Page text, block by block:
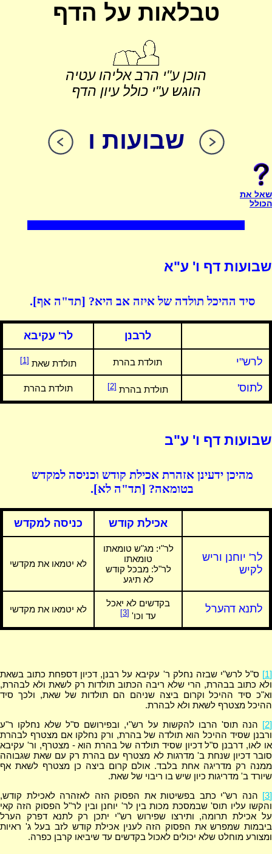
טבלאות על הדף
הוכן ע"י הרב אליהו עטיה
הוגש ע"י כולל עיון הדף
שבועות ו
שאל את
הכולל
שבועות דף ו' ע"א
סיד ההיכל תולדה של איזה אב היא? [תד"ה אף].
לרבנן לר' עקיבא
לרש"י תולדת בהרת תולדת שאת[1]
לתוס' תולדת בהרת[2] תולדת בהרת
שבועות דף ו' ע"ב
מהיכן ידעינן אזהרת אכילת קודש וכניסה למקדש
בטומאה? [תד"ה לא].
אכילת קודש כניסה למקדש
לר' יוחנן וריש
לקיש
לר"י: מג"ש טומאתו
טומאתו
לר"ל: מבכל קודש
לא תיגע
לא יטמאו את מקדשי
לתנא דהערל
בקדשים לא יאכל
עד וכו' [3] לא יטמאו את מקדשי
[1]
ס"ל לרש"י שבזה נחלק ר' עקיבא על רבנן, דכיון דספחת כתוב בשאת
ולא כתוב בבהרת, הרי שלא ריבה הכתוב תולדות רק לשאת ולא לבהרת,
וא"כ סיד ההיכל וקרום ביצה שניהם הם תולדות של שאת, ולכך סיד
ההיכל מצטרף לשאת ולא לבהרת.
[2]
הנה תוס' הרבו להקשות על רש"י, ובפירושם ס"ל שלא נחלקו ר"ע
ורבנן שסיד ההיכל הוא תולדה של בהרת, ורק נחלקו אם מצטרף לבהרת
או לאו, דרבנן ס"ל דכיון שסיד תולדה של בהרת הוא - מצטרף, ור' עקיבא
סובר דכיון שנחת ב' מדרגות לא מצטרף עם בהרת רק עם שאת שגבוהה
ממנה רק מדריגה אחת בלבד. אולם קרום ביצה כן מצטרף לשאת אף
שיורד ב' מדריגות כיון שיש בו ריבוי של שאת.
[3]
הנה רש"י כתב בפשיטות את הפסוק הזה לאזהרה לאכילת קודש,
והקשו עליו תוס' שבמסכת מכות בין לר' יוחנן ובין לר"ל הפסוק הזה קאי
על אכילת תרומה, ותירצו שפירוש רש"י יתכן רק לתנא דפרק הערל
ביבמות שמפרש את הפסוק הזה לענין אכילת קודש לזב בעל ג' ראיות
ומצורע מוחלט שלא יכולים לאכול בקדשים עד שיביאו קרבן כפרה.